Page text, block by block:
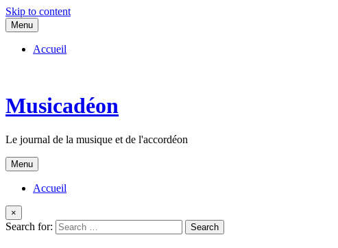
Skip to content
Menu
Accueil
Musicadéon
Le journal de la musique et de l'accordéon
Menu
Accueil
×
Search for: